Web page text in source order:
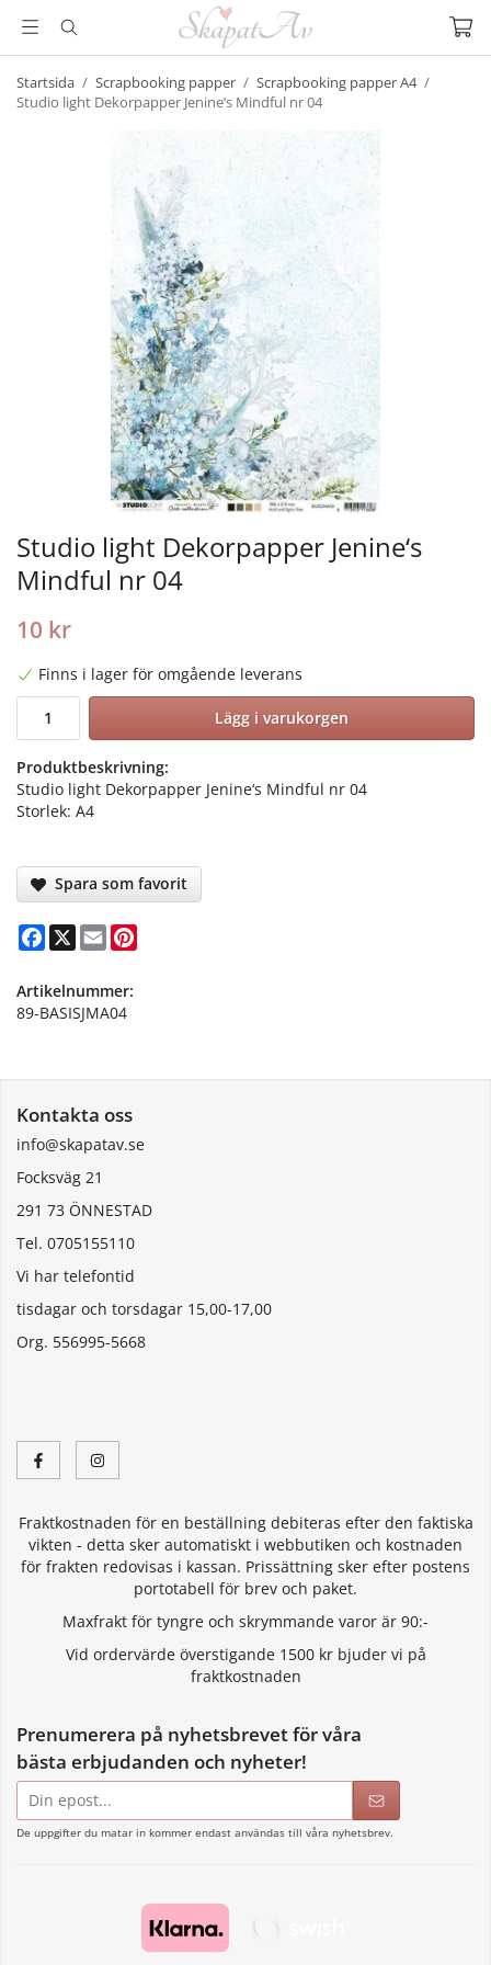
Startsida / Scrapbooking papper / Scrapbooking papper A4 /
Studio light Dekorpapper Jenine‘s Mindful nr 04
Studio light Dekorpapper Jenine‘s
Mindful nr 04
10 kr
Finns i lager för omgående leverans
Lägg i varukorgen
Produktbeskrivning:
Studio light Dekorpapper Jenine‘s Mindful nr 04
Storlek: A4
Spara som favorit
Facebook
X Email
Artikelnummer:
89-BASISJMA04
Kontakta oss
info@skapatav.se
Focksväg 21
291 73 ÖNNESTAD
Tel. 0705155110
Vi har telefontid
tisdagar och torsdagar 15,00-17,00
Org. 556995-5668
Fraktkostnaden för en beställning debiteras efter den faktiska
vikten - detta sker automatiskt i webbutiken och kostnaden
för frakten redovisas i kassan. Prissättning sker efter postens
portotabell för brev och paket.
Maxfrakt för tyngre och skrymmande varor är 90:-
Vid ordervärde överstigande 1500 kr bjuder vi på
fraktkostnaden
Prenumerera på nyhetsbrevet för våra
bästa erbjudanden och nyheter!
postadress
De uppgifter du matar in kommer endast användas till våra nyhetsbrev.